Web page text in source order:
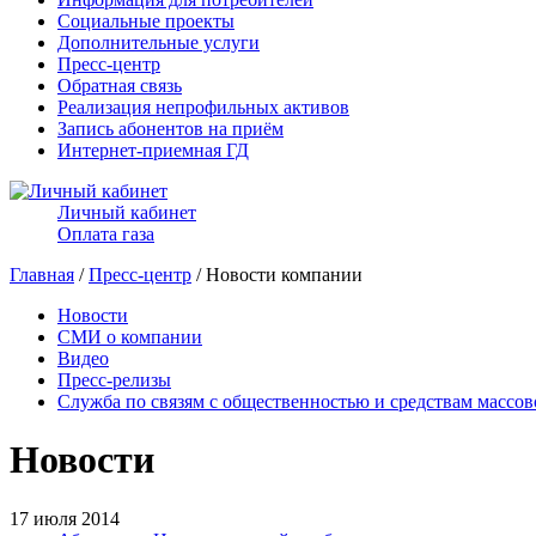
Социальные проекты
Дополнительные услуги
Пресс-центр
Обратная связь
Реализация непрофильных активов
Запись абонентов на приём
Интернет-приемная ГД
Личный кабинет
Оплата газа
Главная /Пресс-центр / Новости компании
Новости
СМИ о компании
Видео
Пресс-релизы
Служба по связям с общественностью и средствам
Новости
17 июля 2014